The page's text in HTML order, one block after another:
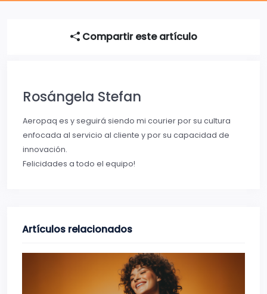
Compartir este artículo
Rosángela Stefan
Aeropaq es y seguirá siendo mi courier por su cultura
enfocada al servicio al cliente y por su capacidad de
innovación.
Felicidades a todo el equipo!
Artículos relacionados